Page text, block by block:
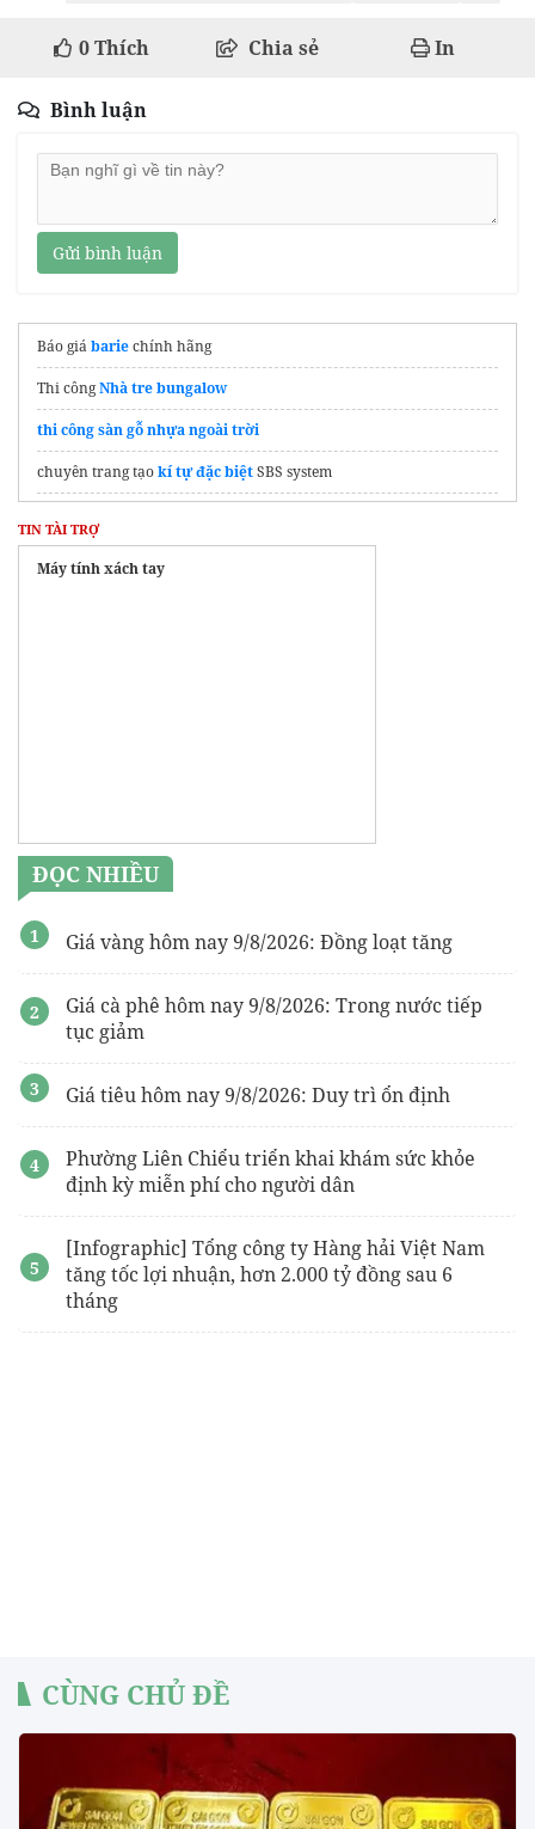
0Thích Chia sẻ In
Bình luận
Gửi bình luận
Báo giábariechính hãng
Thi côngNhà tre bungalow
thi công sàn gỗ nhựa ngoài trời
chuyên trang tạokí tự đặc biệtSBS system
TIN TÀI TRỢ
Máy tính xách tay
ĐỌC NHIỀU
Giá vàng hôm nay 9/8/2026: Đồng loạt tăng
Giá cà phê hôm nay 9/8/2026: Trong nước tiếp
tục giảm
Giá tiêu hôm nay 9/8/2026: Duy trì ổn định
Phường Liên Chiểu triển khai khám sức khỏe
định kỳ miễn phí cho người dân
[Infographic] Tổng công ty Hàng hải Việt Nam
tăng tốc lợi nhuận, hơn 2.000 tỷ đồng sau 6
tháng
CÙNG CHỦ ĐỀ